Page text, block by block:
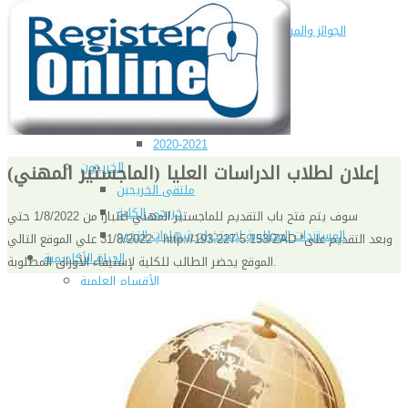
تليفونات تهمك
الجوائز والمراكز خلال العام الجامعى 2019-2020
الأنشطة الطلابية
2016-2017
2017-2018
2019-2020
2020-2021
الخريجون
ملتقى الخريجين
خريجى الكلية
المستندات المطلوبة لاستخراج شهادات التخرج
الحياة الأكاديمية
الأقسام العلمية
الإجتماع الريفي والإرشاد الزراعي
الإقتصاد الزراعى
الألـــبان
أمراض النبات
إعلان لطلاب الدراسات العليا (الماجستير المهني)
سوف يتم فتح باب التقديم للماجستير المهني اعتبارا من 1/8/2022 حتي
31/8/2022 علي الموقع التالي : http://193.227.5.153/ZAD *وبعد التقديم على
الموقع يحضر الطالب للكلية لإستيفاء الأوراق المطلوبة.